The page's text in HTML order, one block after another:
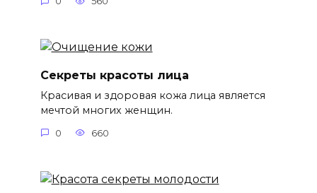
Секреты красоты лица
Красивая и здоровая кожа лица является
мечтой многих женщин.
0 660